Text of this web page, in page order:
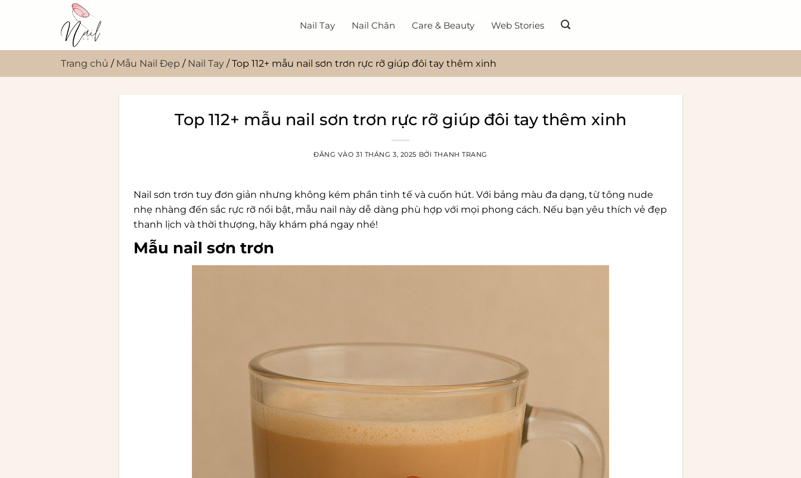
dung
Nail Tay Nail Chân Care & Beauty Web Stories
Trang chủ / Mẫu Nail Đẹp / Nail Tay /Top 112+ mẫu nail sơn trơn rực rỡ giúp đôi tay thêm xinh
Top 112+ mẫu nail sơn trơn rực rỡ giúp đôi tay thêm xinh
ĐĂNG VÀO31 THÁNG 3, 2025 BỞI THANH TRANG
Nail sơn trơn tuy đơn giản nhưng không kém phần tinh tế và cuốn hút. Với bảng màu đa dạng, từ tông nude
nhẹ nhàng đến sắc rực rỡ nổi bật, mẫu nail này dễ dàng phù hợp với mọi phong cách. Nếu bạn yêu thích vẻ đẹp
thanh lịch và thời thượng, hãy khám phá ngay nhé!
Mẫu nail sơn trơn